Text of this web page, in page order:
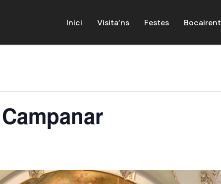
Inici Visita’ns Festes Bocairent